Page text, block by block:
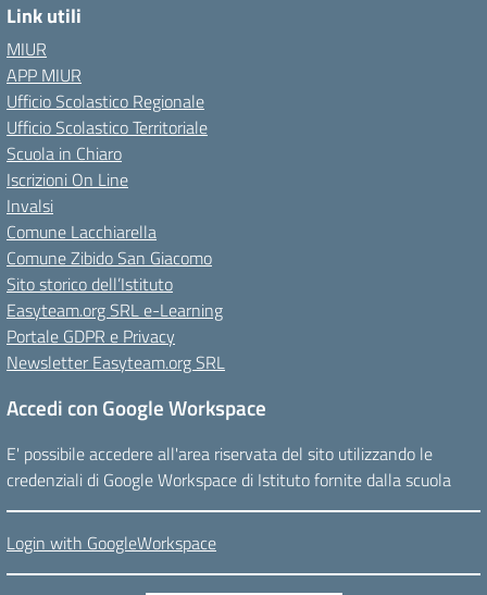
Link utili
MIUR
APP MIUR
Ufficio Scolastico Regionale
Ufficio Scolastico Territoriale
Scuola in Chiaro
Iscrizioni On Line
Invalsi
Comune Lacchiarella
Comune Zibido San Giacomo
Sito storico dell’Istituto
Easyteam.org SRL e-Learning
Portale GDPR e Privacy
Newsletter Easyteam.org SRL
Accedi con Google Workspace
E' possibile accedere all'area riservata del sito utilizzando le
credenziali di Google Workspace di Istituto fornite dalla scuola
Login with GoogleWorkspace